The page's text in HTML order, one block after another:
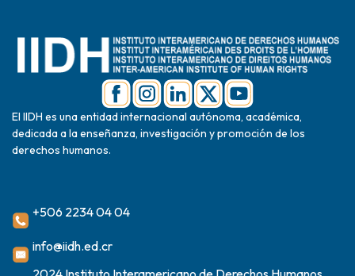
El IIDH es una entidad internacional autónoma, académica,
dedicada a la enseñanza, investigación y promoción de los
derechos humanos.
+506 2234 04 04
info@iidh.ed.cr